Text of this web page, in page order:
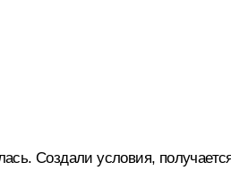
Создали условия,